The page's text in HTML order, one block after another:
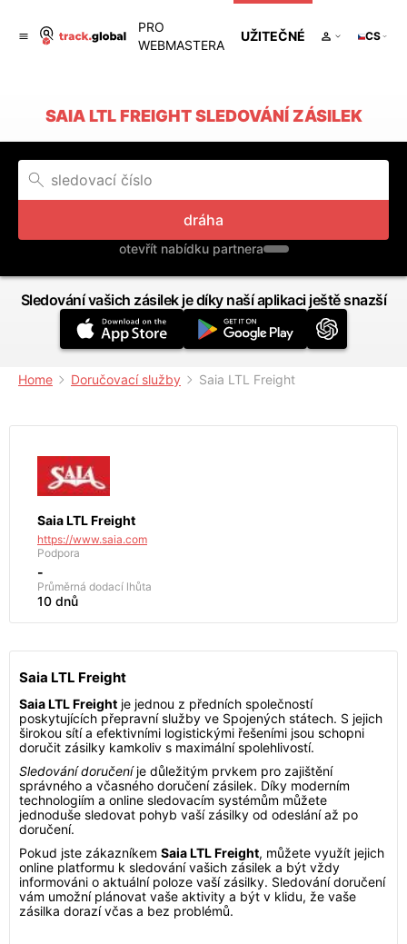
PRO
WEBMASTERA
UŽITEČNÉ CS
SAIA LTL FREIGHT SLEDOVÁNÍ ZÁSILEK
dráha
otevřít nabídku partnera
Sledování vašich zásilek je díky naší aplikaci ještě snazší
Home Doručovací služby Saia LTL Freight
Saia LTL Freight
https://www.saia.com
Podpora
-
Průměrná dodací lhůta
10 dnů
Saia LTL Freight
Saia LTL Freight je jednou z předních společností
poskytujících přepravní služby ve Spojených státech. S jejich
širokou sítí a efektivními logistickými řešeními jsou schopni
doručit zásilky kamkoliv s maximální spolehlivostí.
Sledování doručeníje důležitým prvkem pro zajištění
správného a včasného doručení zásilek. Díky moderním
technologiím a online sledovacím systémům můžete
jednoduše sledovat pohyb vaší zásilky od odeslání až po
doručení.
Pokud jste zákazníkem Saia LTL Freight, můžete využít jejich
online platformu k sledování vašich zásilek a být vždy
informováni o aktuální poloze vaší zásilky. Sledování doručení
vám umožní plánovat vaše aktivity a být v klidu, že vaše
zásilka dorazí včas a bez problémů.